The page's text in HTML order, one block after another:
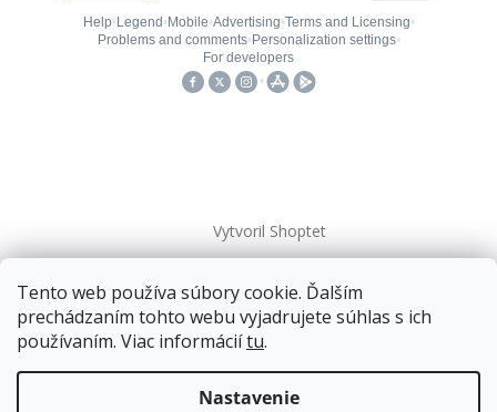
Tento web používa súbory cookie. Ďalším
prechádzaním tohto webu vyjadrujete súhlas s ich
používaním. Viac informáciítu.
Nastavenie
Doprava zadarmopre balíkové zásielky v hodnote
nad120 EUR*.
Vytvoril Shoptet
Copyright 2026kovanieplus. Všetky práva vyhradené.